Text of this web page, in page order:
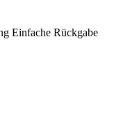
Einfache Rückgabe